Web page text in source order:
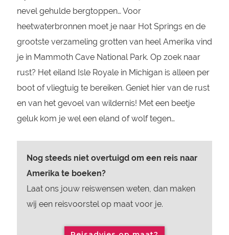
nevel gehulde bergtoppen… Voor
heetwaterbronnen moet je naar Hot Springs en de
grootste verzameling grotten van heel Amerika vind
je in Mammoth Cave National Park. Op zoek naar
rust? Het eiland Isle Royale in Michigan is alleen per
boot of vliegtuig te bereiken. Geniet hier van de rust
en van het gevoel van wildernis! Met een beetje
geluk kom je wel een eland of wolf tegen…
Nog steeds niet overtuigd om een reis naar
Amerika te boeken?
Laat ons jouw reiswensen weten, dan maken
wij een reisvoorstel op maat voor je.